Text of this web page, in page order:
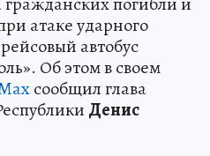
атаке ударного
автобус
Об этом в своем
сообщил глава
Денис